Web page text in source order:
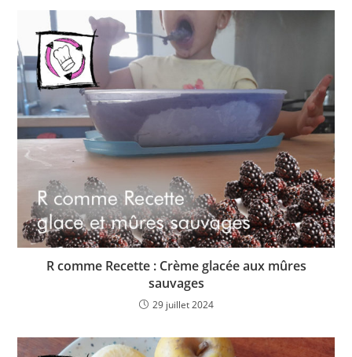
R comme Recette : Crème glacée aux mûres
sauvages
29 juillet 2024